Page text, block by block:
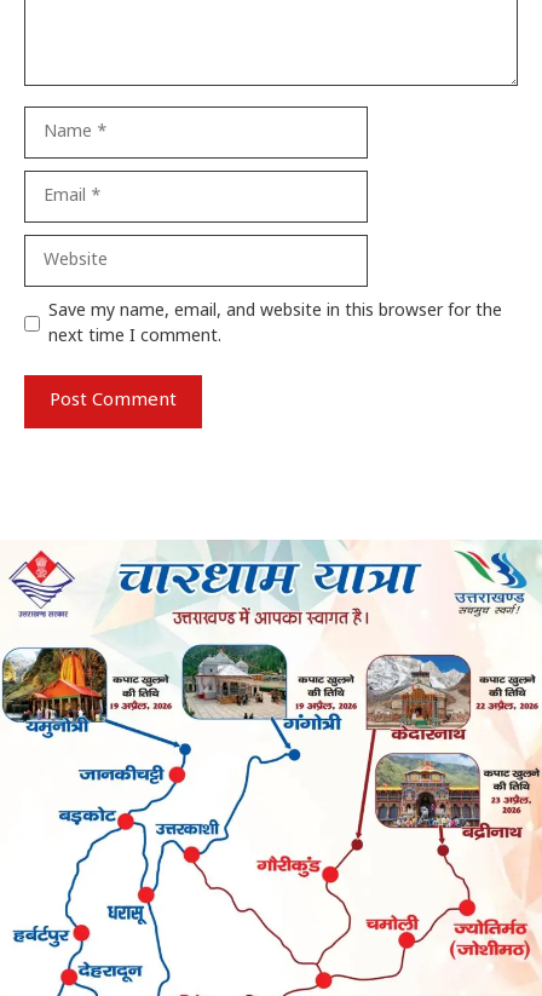
Website
Save my name, email, and website in this browser for the
next time I comment.